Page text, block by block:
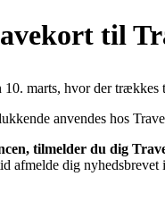
til
marts, hvor der
anvendes hos
tilmelder du dig
afmelde dig nyhedsbrevet